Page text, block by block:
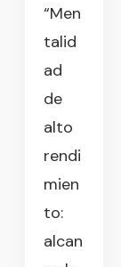
“Men
talid
ad
de
alto
rendi
mien
to:
alcan